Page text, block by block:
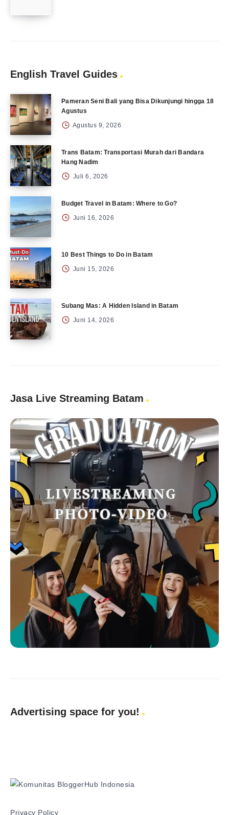
English Travel Guides
Pameran Seni Bali yang Bisa Dikunjungi hingga 18
Agustus
Agustus 9, 2026
Trans Batam: Transportasi Murah dari Bandara
Hang Nadim
Juli 6, 2026
Budget Travel in Batam: Where to Go?
Juni 16, 2026
10 Best Things to Do in Batam
Juni 15, 2026
Subang Mas: A Hidden Island in Batam
Juni 14, 2026
Jasa Live Streaming Batam
Advertising space for you!
Privacy Policy